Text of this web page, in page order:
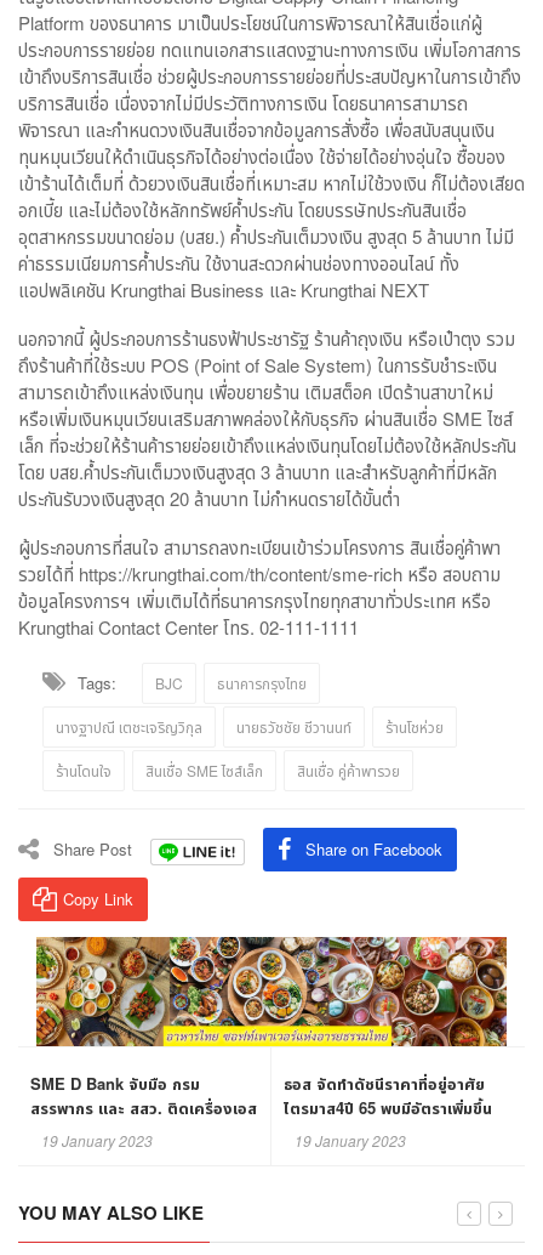
Platform ของธนาคาร มาเป็นประโยชน์ในการพิจารณาให้สินเชื่อแก่ผู้
ประกอบการรายย่อย ทดแทนเอกสารแสดงฐานะทางการเงิน เพิ่มโอกาสการ
เข้าถึงบริการสินเชื่อ ช่วยผู้ประกอบการรายย่อยที่ประสบปัญหาในการเข้าถึง
บริการสินเชื่อ เนื่องจากไม่มีประวัติทางการเงิน โดยธนาคารสามารถ
พิจารณา และกำหนดวงเงินสินเชื่อจากข้อมูลการสั่งซื้อ เพื่อสนับสนุนเงิน
ทุนหมุนเวียนให้ดำเนินธุรกิจได้อย่างต่อเนื่อง ใช้จ่ายได้อย่างอุ่นใจ ซื้อของ
เข้าร้านได้เต็มที่ ด้วยวงเงินสินเชื่อที่เหมาะสม หากไม่ใช้วงเงิน ก็ไม่ต้องเสียด
อกเบี้ย และไม่ต้องใช้หลักทรัพย์ค้ำประกัน โดยบรรษัทประกันสินเชื่อ
อุตสาหกรรมขนาดย่อม (บสย.) ค้ำประกันเต็มวงเงิน สูงสุด 5 ล้านบาท ไม่มี
ค่าธรรมเนียมการค้ำประกัน ใช้งานสะดวกผ่านช่องทางออนไลน์ ทั้ง
แอปพลิเคชัน Krungthai Business และ Krungthai NEXT
นอกจากนี้ ผู้ประกอบการร้านธงฟ้าประชารัฐ ร้านค้าถุงเงิน หรือเป๋าตุง รวม
ถึงร้านค้าที่ใช้ระบบ POS (Point of Sale System) ในการรับชำระเงิน
สามารถเข้าถึงแหล่งเงินทุน เพื่อขยายร้าน เติมสต็อค เปิดร้านสาขาใหม่
หรือเพิ่มเงินหมุนเวียนเสริมสภาพคล่องให้กับธุรกิจ ผ่านสินเชื่อ SME ไซส์
เล็ก ที่จะช่วยให้ร้านค้ารายย่อยเข้าถึงแหล่งเงินทุนโดยไม่ต้องใช้หลักประกัน
โดย บสย.ค้ำประกันเต็มวงเงินสูงสุด 3 ล้านบาท และสำหรับลูกค้าที่มีหลัก
ประกันรับวงเงินสูงสุด 20 ล้านบาท ไม่กำหนดรายได้ขั้นต่ำ
ผู้ประกอบการที่สนใจ สามารถลงทะเบียนเข้าร่วมโครงการ สินเชื่อคู่ค้าพา
รวยได้ที่ https://krungthai.com/th/content/sme-rich หรือ สอบถาม
ข้อมูลโครงการฯ เพิ่มเติมได้ที่ธนาคารกรุงไทยทุกสาขาทั่วประเทศ หรือ
Krungthai Contact Center โทร. 02-111-1111
Tags: BJC ธนาคารกรุงไทย
นางฐาปณี เตชะเจริญวิกุล นายธวัชชัย ชีวานนท์ ร้านโชห่วย
ร้านโดนใจ สินเชื่อ SME ไซส์เล็ก สินเชื่อ คู่ค้าพารวย
Share Post Share on Facebook
Copy Link
SME D Bank จับมือ กรม
สรรพากร และ สสว. ติดเครื่องเอส
เอ็มอีไทย เข้าถึงแหล่งทุน
19 January 2023
ธอส จัดทำดัชนีราคาที่อยู่อาศัย
ไตรมาส4ปี 65 พบมีอัตราเพิ่มขึ้น
ร้อยละ2.7
19 January 2023
YOU MAY ALSO LIKE